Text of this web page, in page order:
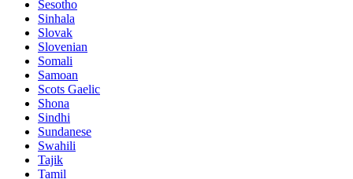
Sesotho
Sinhala
Slovak
Slovenian
Somali
Samoan
Scots Gaelic
Shona
Sindhi
Sundanese
Swahili
Tajik
Tamil